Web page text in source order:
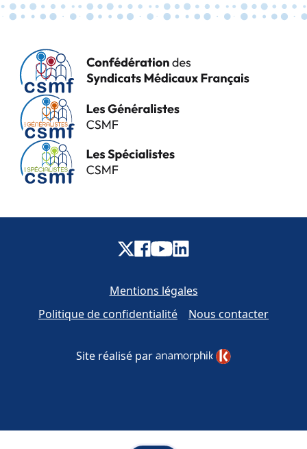
Mentions légales
Politique de confidentialité
Nous contacter
Site réalisé par